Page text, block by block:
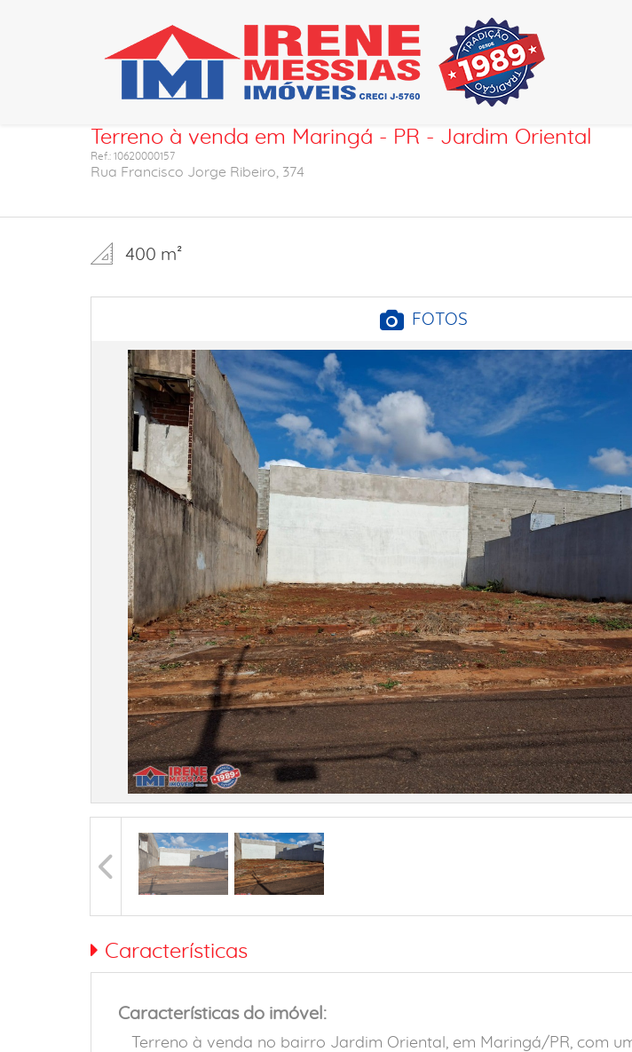
Ficha do imóvel
Terreno à venda em Maringá - PR - Jardim Oriental
Ref.: 10620000157
Rua Francisco Jorge Ribeiro, 374
400 m²
FOTOS
Características
Características do imóvel:
Terreno à venda no bairro Jardim Oriental, em Maringá/PR, com